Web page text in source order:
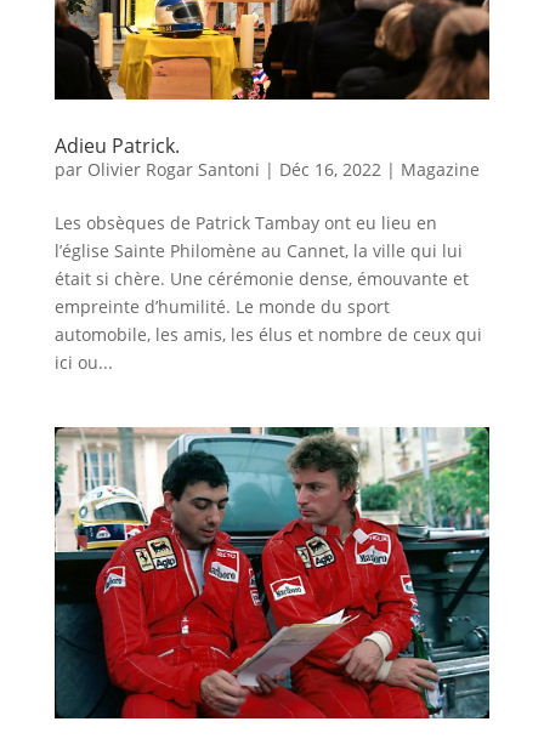
Adieu Patrick.
par Olivier Rogar Santoni | Déc 16, 2022 | Magazine
Les obsèques de Patrick Tambay ont eu lieu en
l’église Sainte Philomène au Cannet, la ville qui lui
était si chère. Une cérémonie dense, émouvante et
empreinte d’humilité. Le monde du sport
automobile, les amis, les élus et nombre de ceux qui
ici ou...